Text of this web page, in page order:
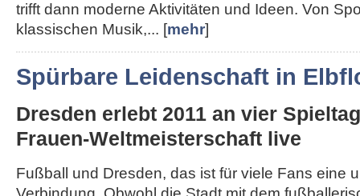
trifft dann moderne Aktivitäten und Ideen. Von
klassischen Musik,... [mehr]
Spürbare Leidenschaft in
Dresden erlebt 2011 an vier
Frauen-Weltmeisterschaft live
Fußball und Dresden, das ist für viele Fans eine